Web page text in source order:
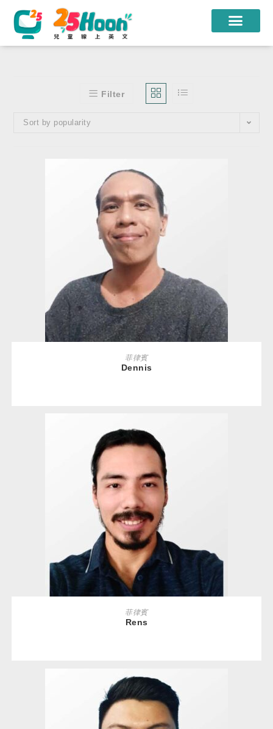
課程教材
常見問題
登入
註冊
免費體驗
Filter
Sort by popularity
READ MORE
菲律賓
Dennis
READ MORE
菲律賓
Rens